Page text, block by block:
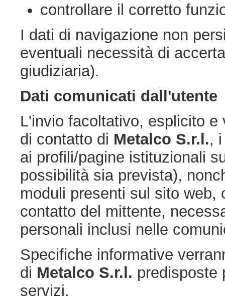
controllare il corretto
I dati di navigazione non
eventuali necessità di
giudiziaria).
Dati comunicati dall'utente
L'invio facoltativo, esplicito
di contatto di Metalco S.r.l.,
ai profili/pagine istituzionali
possibilità sia prevista),
moduli presenti sul sito web,
contatto del mittente,
personali inclusi nelle
Specifiche informative
di Metalco S.r.l. predisposte
servizi.